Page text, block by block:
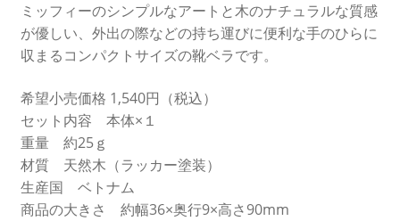
ミッフィーのシンプルなアートと木のナチュラルな質感
が優しい、外出の際などの持ち運びに便利な手のひらに
収まるコンパクトサイズの靴ベラです。
希望小売価格 1,540円（税込）
セット内容 本体×１
重量 約25ｇ
材質 天然木（ラッカー塗装）
生産国 ベトナム
商品の大きさ 約幅36×奥行9×高さ90mm